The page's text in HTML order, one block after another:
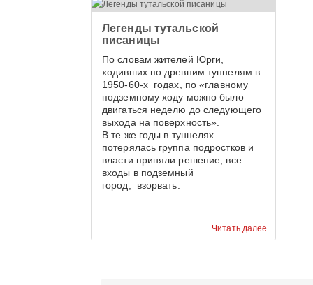
назад сельская улица,
красивее.
Читать далее
Легенды тутальской
писаницы
По словам жителей Юрги,
ходивших по древним туннелям в
1950-60-х годах, по «главному
подземному ходу можно было
двигаться неделю до следующего
выхода на поверхность».
В те же годы в туннелях
потерялась группа подростков и
власти приняли решение, все
входы в подземный
город, взорвать.